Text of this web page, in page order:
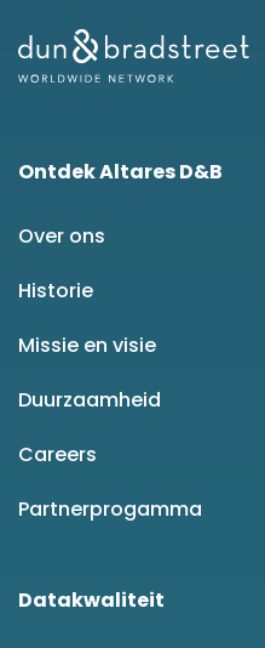
Ontdek Altares D&B
Over ons
Historie
Missie en visie
Duurzaamheid
Careers
Partnerprogamma
Datakwaliteit